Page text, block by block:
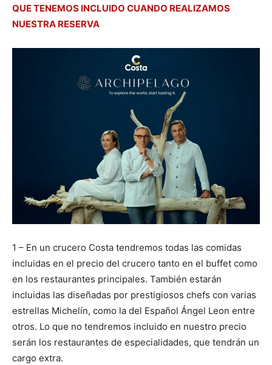
QUE TENEMOS INCLUIDO CUANDO REALIZAMOS
NUESTRA RESERVA
1 – En un crucero Costa tendremos todas las comidas
incluidas en el precio del crucero tanto en el buffet como
en los restaurantes principales. También estarán
incluidas las diseñadas por prestigiosos chefs con varias
estrellas Michelín, como la del Español Ángel Leon entre
otros. Lo que no tendremos incluido en nuestro precio
serán los restaurantes de especialidades, que tendrán un
cargo extra.